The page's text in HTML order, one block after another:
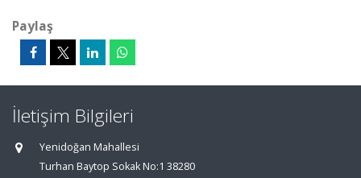
Paylaş
İletişim Bilgileri
Yenidoğan Mahallesi
Turhan Baytop Sokak No:1 38280